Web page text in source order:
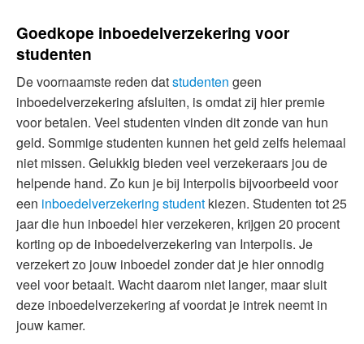
Goedkope inboedelverzekering voor
studenten
De voornaamste reden datstudenten geen
inboedelverzekering afsluiten, is omdat zij hier premie
voor betalen. Veel studenten vinden dit zonde van hun
geld. Sommige studenten kunnen het geld zelfs helemaal
niet missen. Gelukkig bieden veel verzekeraars jou de
helpende hand. Zo kun je bij Interpolis bijvoorbeeld voor
een inboedelverzekering student kiezen. Studenten tot 25
jaar die hun inboedel hier verzekeren, krijgen 20 procent
korting op de inboedelverzekering van Interpolis. Je
verzekert zo jouw inboedel zonder dat je hier onnodig
veel voor betaalt. Wacht daarom niet langer, maar sluit
deze inboedelverzekering af voordat je intrek neemt in
jouw kamer.